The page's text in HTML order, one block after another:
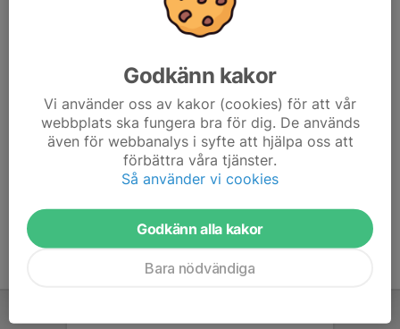
Här hamnar automatiskt de senaste nyheterna på hemsidan. För
att kunna börja administrera hemsidan loggar du in högst upp till
höger.
Godkänn kakor
Vi använder oss av kakor (cookies) för att vår
webbplats ska fungera bra för dig. De används
även för webbanalys i syfte att hjälpa oss att
förbättra våra tjänster.
Så använder vi cookies
Godkänn alla kakor
Bara nödvändiga